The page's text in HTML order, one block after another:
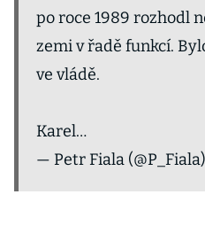
po roce 1989 rozhodl
zemi v řadě funkcí.
ve vládě.
Karel…
— Petr Fiala (@P_Fiala)